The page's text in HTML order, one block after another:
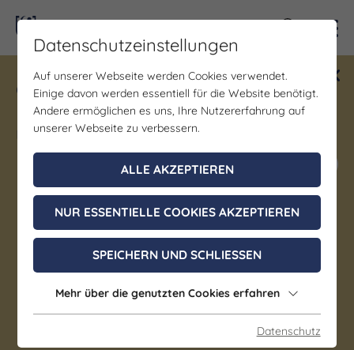
Gewinne ein Blind Date mit Saale-
Unstrut! Teilnahme vom 1.7. - 18.12.
möglich.
Jetzt mitmachen
Kirche/Dome/Kloster
Naumburger Dom St. Peter
& St. Paul
Datenschutzeinstellungen
Auf unserer Webseite werden Cookies verwendet.
Einige davon werden essentiell für die Website benötigt.
Andere ermöglichen es uns, Ihre Nutzererfahrung auf
unserer Webseite zu verbessern.
ALLE AKZEPTIEREN
NUR ESSENTIELLE COOKIES AKZEPTIEREN
SPEICHERN UND SCHLIESSEN
Mehr über die genutzten Cookies erfahren
Datenschutz